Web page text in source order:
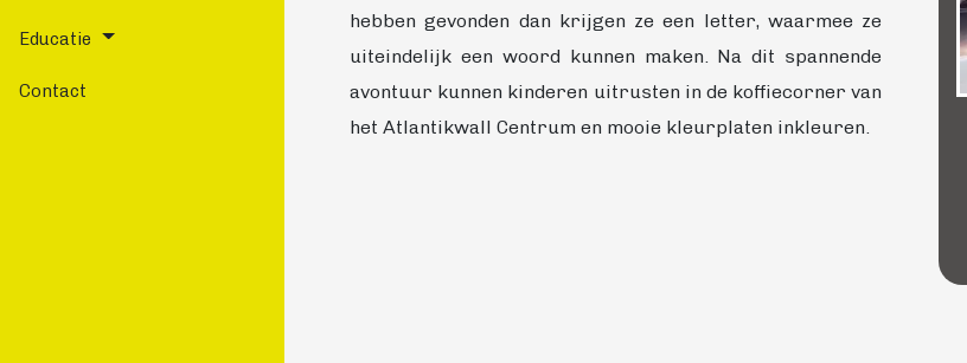
Educatie
Contact
hebben gevonden dan krijgen ze een letter, waarmee ze
uiteindelijk een woord kunnen maken. Na dit spannende
avontuur kunnen kinderen uitrusten in de koffiecorner van
het Atlantikwall Centrum en mooie kleurplaten inkleuren.